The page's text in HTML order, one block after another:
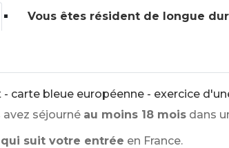
Vous êtes résident de longue
carte bleue européenne - exercice
avez séjourné au moins 18 mois dans
suit votre entrée en France.